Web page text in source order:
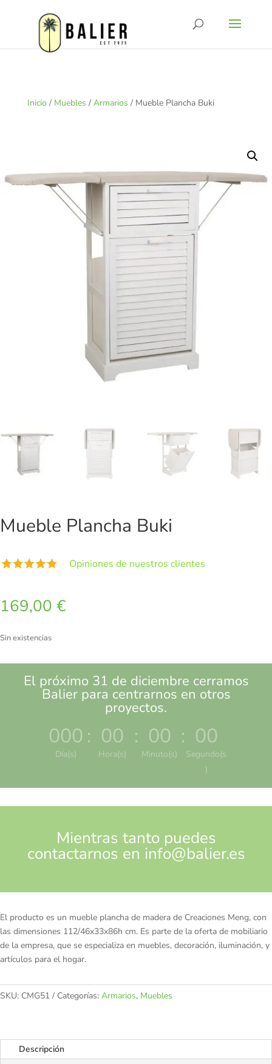
Inicio / Muebles / Armarios / Mueble Plancha Buki
Mueble Plancha Buki
Opiniones de nuestros clientes
169,00 €
Sin existencias
El próximo 31 de diciembre cerramos
Balier para centrarnos en otros
proyectos.
000
Día(s)
: 00
Hora(s)
: 00
Minuto(s)
: 00
Segundo(s
)
Mientras tanto puedes
contactarnos en info@balier.es
El producto es un mueble plancha de madera de Creaciones Meng, con
las dimensiones 112/46x33x86h cm. Es parte de la oferta de mobiliario
de la empresa, que se especializa en muebles, decoración, iluminación, y
artículos para el hogar.
SKU: CMG51 Categorías: Armarios, Muebles
Descripción